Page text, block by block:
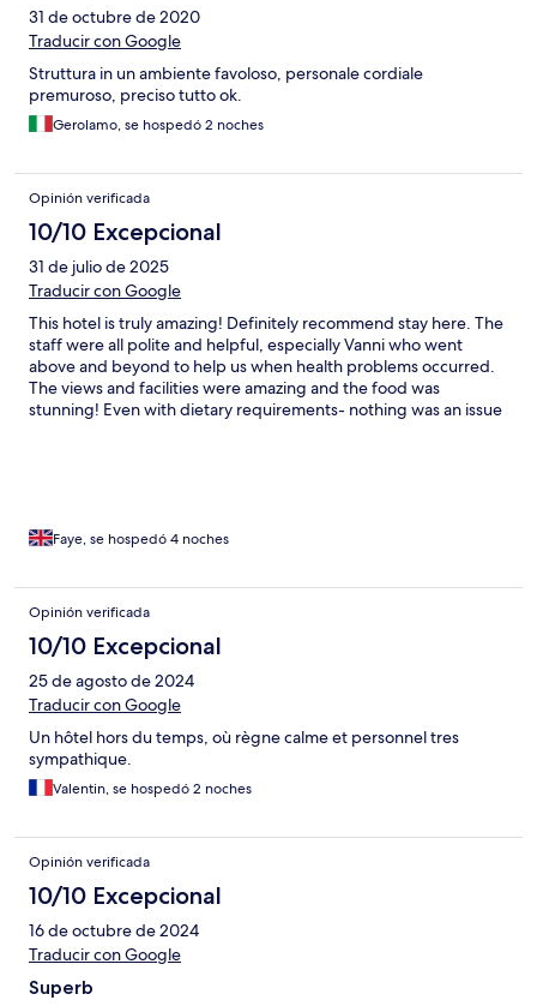
31 de octubre de 2020
Traducir con Google
Struttura in un ambiente favoloso, personale cordiale
premuroso, preciso tutto ok.
Gerolamo, se hospedó 2 noches
Opinión verificada
10/10 Excepcional
31 de julio de 2025
Traducir con Google
This hotel is truly amazing! Definitely recommend stay here. The
staff were all polite and helpful, especially Vanni who went
above and beyond to help us when health problems occurred.
The views and facilities were amazing and the food was
stunning! Even with dietary requirements- nothing was an issue
Faye, se hospedó 4 noches
Opinión verificada
10/10 Excepcional
25 de agosto de 2024
Traducir con Google
Un hôtel hors du temps, où règne calme et personnel tres
sympathique.
Valentin, se hospedó 2 noches
Opinión verificada
10/10 Excepcional
16 de octubre de 2024
Traducir con Google
Superb